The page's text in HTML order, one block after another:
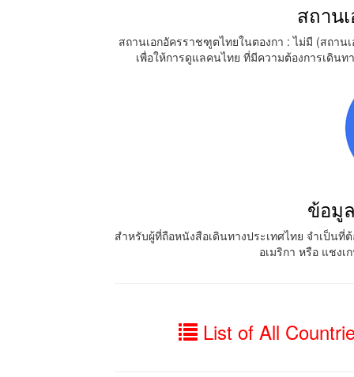
สถาน
สถานเอกอัครราชฑูตไทยในตองกา : ไม่มี (สถา
เพื่อให้การดูแลคนไทย ที่มีความต้องการเดินท
ข้อมู
สำหรับผู้ที่ถือหนังสือเดินทางประเทศไทย จำเป็นที่
อเมริกา หรือ แชงเ
List of All